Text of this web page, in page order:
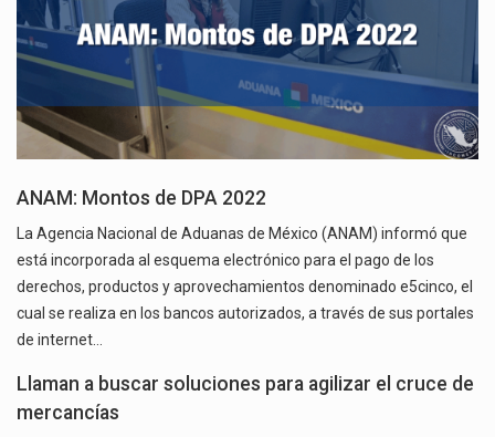
ANAM: Montos de DPA 2022
La Agencia Nacional de Aduanas de México (ANAM) informó que
está incorporada al esquema electrónico para el pago de los
derechos, productos y aprovechamientos denominado e5cinco, el
cual se realiza en los bancos autorizados, a través de sus portales
de internet…
Llaman a buscar soluciones para agilizar el cruce de
mercancías